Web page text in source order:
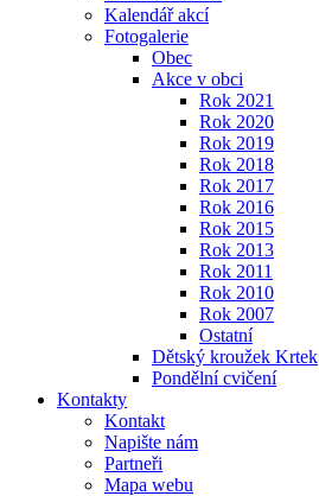
Kalendář akcí
Fotogalerie
Obec
Akce v obci
Rok 2021
Rok 2020
Rok 2019
Rok 2018
Rok 2017
Rok 2016
Rok 2015
Rok 2013
Rok 2011
Rok 2010
Rok 2007
Ostatní
Dětský kroužek Krtek
Pondělní cvičení
Kontakty
Kontakt
Napište nám
Partneři
Mapa webu